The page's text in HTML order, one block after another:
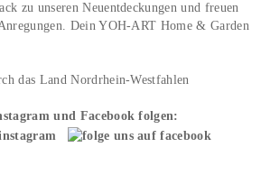
zu unseren Neuentdeckungen und freuen
Dein YOH‑ART Home & Garden
das Land Nordrhein-Westfahlen
und Facebook folgen: